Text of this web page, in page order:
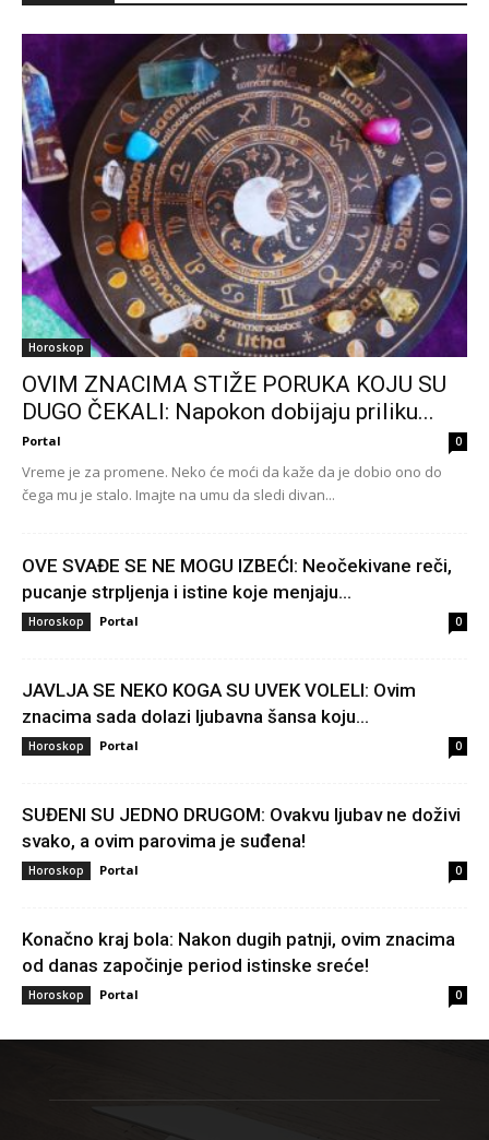
Horoskop
OVIM ZNACIMA STIŽE PORUKA KOJU SU
DUGO ČEKALI: Napokon dobijaju priliku...
Portal 0
Vreme je za promene. Neko će moći da kaže da je dobio ono do
čega mu je stalo. Imajte na umu da sledi divan...
OVE SVAĐE SE NE MOGU IZBEĆI: Neočekivane reči,
pucanje strpljenja i istine koje menjaju...
Horoskop Portal 0
JAVLJA SE NEKO KOGA SU UVEK VOLELI: Ovim
znacima sada dolazi ljubavna šansa koju...
Horoskop Portal 0
SUĐENI SU JEDNO DRUGOM: Ovakvu ljubav ne doživi
svako, a ovim parovima je suđena!
Horoskop Portal 0
Konačno kraj bola: Nakon dugih patnji, ovim znacima
od danas započinje period istinske sreće!
Horoskop Portal 0